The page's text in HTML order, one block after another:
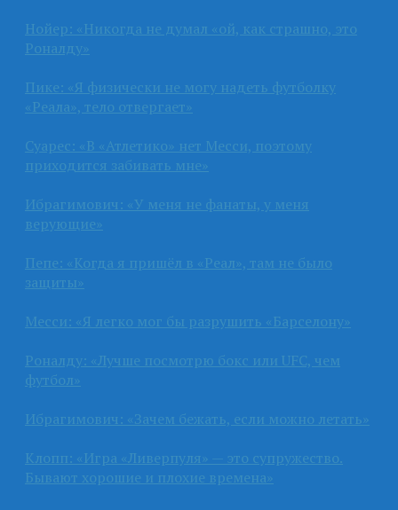
Нойер: «Никогда не думал «ой, как страшно, это
Роналду»
Пике: «Я физически не могу надеть футболку
«Реала», тело отвергает»
Суарес: «В «Атлетико» нет Месси, поэтому
приходится забивать мне»
Ибрагимович: «У меня не фанаты, у меня
верующие»
Пепе: «Когда я пришёл в «Реал», там не было
защиты»
Месси: «Я легко мог бы разрушить «Барселону»
Роналду: «Лучше посмотрю бокс или UFC, чем
футбол»
Ибрагимович: «Зачем бежать, если можно летать»
Клопп: «Игра «Ливерпуля» — это супружество.
Бывают хорошие и плохие времена»